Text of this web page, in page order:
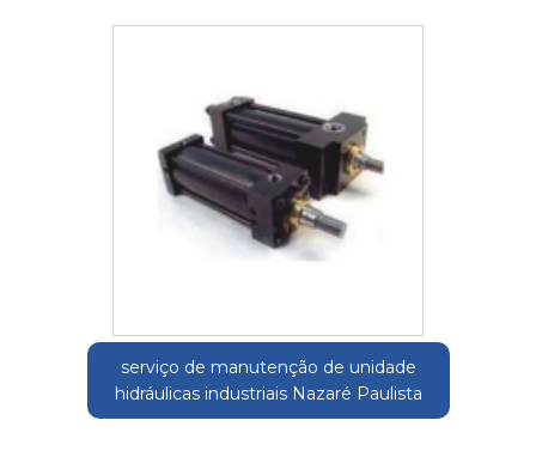
serviço de manutenção de unidade
hidráulicas industriais Nazaré Paulista